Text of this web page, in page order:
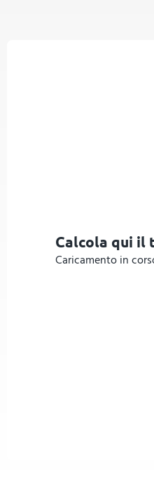
Calcola qui il
Caricamento in